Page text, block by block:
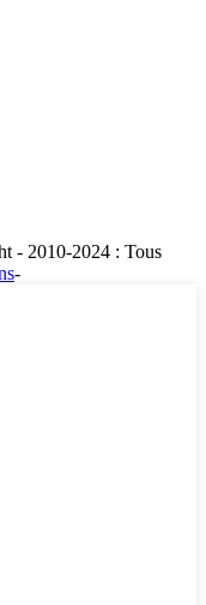
- 2010-2024 : Tous
-